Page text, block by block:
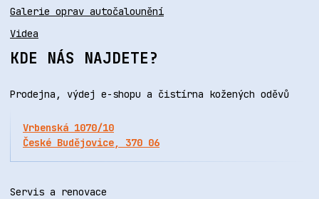
Galerie oprav autočalounění
Videa
KDE NÁS NAJDETE?
Prodejna, výdej e-shopu a čistírna kožených oděvů
Vrbenská 1070/10
České Budějovice, 370 06
Servis a renovace